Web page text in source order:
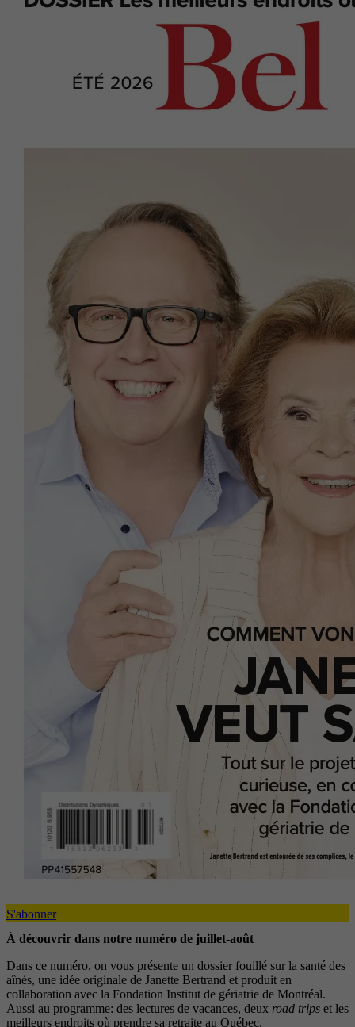
S'abonner
À découvrir dans notre numéro de juillet-août
Dans ce numéro, on vous présente un dossier fouillé sur la santé des
aînés, une idée originale de Janette Bertrand et produit en
collaboration avec la Fondation Institut de gériatrie de Montréal.
Aussi au programme: des lectures de vacances, deux road trips et les
meilleurs endroits où prendre sa retraite au Québec.